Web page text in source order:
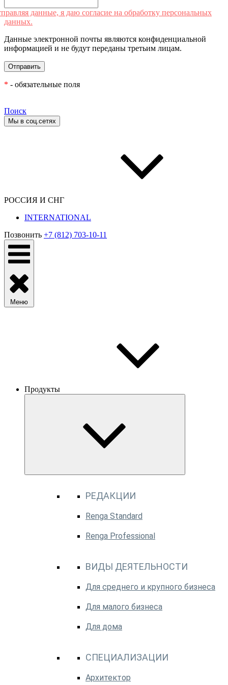
данные, я даю согласие на обработку персональных
данных.
Данные электронной почты являются конфиденциальной
информацией и не будут переданы третьим лицам.
* - обязательные поля
Поиск
Мы в соц.сетях
РОССИЯ И СНГ
INTERNATIONAL
Позвонить +7 (812) 703-10-11
Меню
Продукты
РЕДАКЦИИ
Renga Standard
Renga Professional
ВИДЫ ДЕЯТЕЛЬНОСТИ
Для среднего и крупного бизнеса
Для малого бизнеса
Для дома
СПЕЦИАЛИЗАЦИИ
Архитектор